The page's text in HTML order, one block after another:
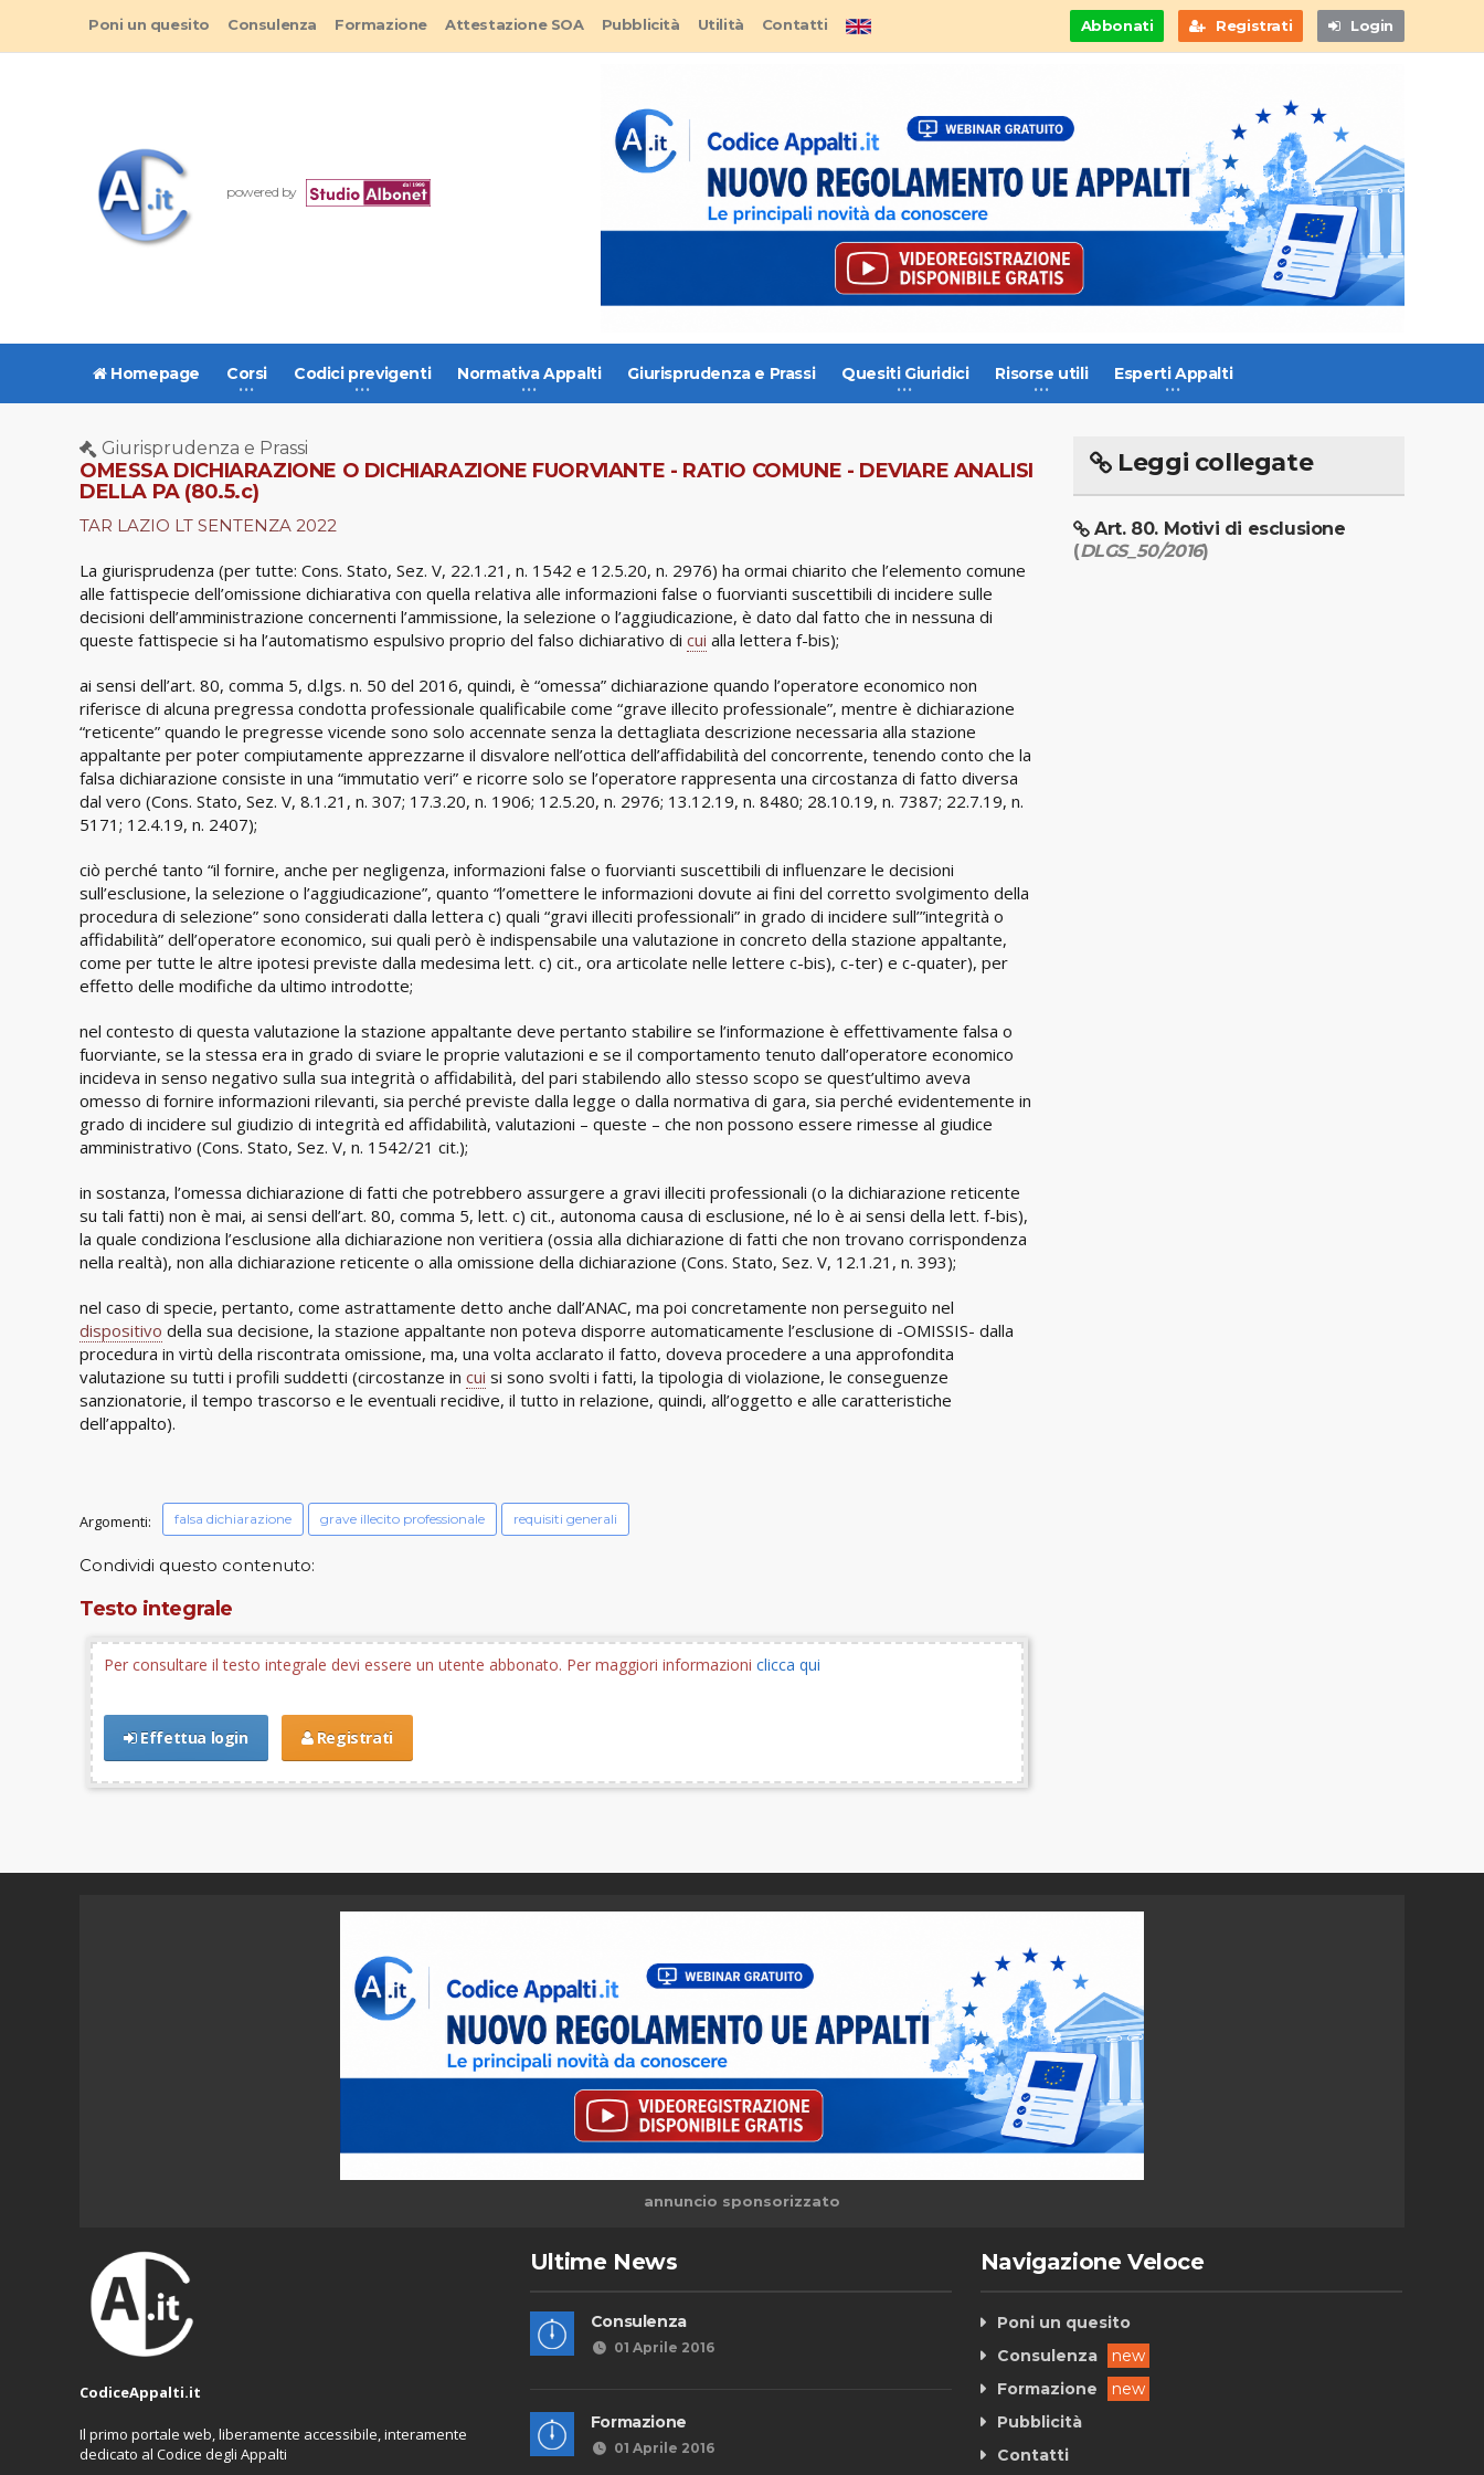
Abbonati Registrati Login
Poni un quesito Consulenza Formazione Attestazione SOA Pubblicità Utilità Contatti
powered by
Homepage Corsi Codici previgenti Normativa Appalti Giurisprudenza e Prassi Quesiti Giuridici Risorse utili Esperti Appalti
Giurisprudenza e Prassi
OMESSA DICHIARAZIONE O DICHIARAZIONE FUORVIANTE - RATIO COMUNE - DEVIARE ANALISI
DELLA PA (80.5.c)
TAR LAZIO LT SENTENZA 2022
La giurisprudenza (per tutte: Cons. Stato, Sez. V, 22.1.21, n. 1542 e 12.5.20, n. 2976) ha ormai chiarito che l’elemento comune
alle fattispecie dell’omissione dichiarativa con quella relativa alle informazioni false o fuorvianti suscettibili di incidere sulle
decisioni dell’amministrazione concernenti l’ammissione, la selezione o l’aggiudicazione, è dato dal fatto che in nessuna di
queste fattispecie si ha l’automatismo espulsivo proprio del falso dichiarativo di cui alla lettera f-bis);
ai sensi dell’art. 80, comma 5, d.lgs. n. 50 del 2016, quindi, è “omessa” dichiarazione quando l’operatore economico non
riferisce di alcuna pregressa condotta professionale qualificabile come “grave illecito professionale”, mentre è dichiarazione
“reticente” quando le pregresse vicende sono solo accennate senza la dettagliata descrizione necessaria alla stazione
appaltante per poter compiutamente apprezzarne il disvalore nell’ottica dell’affidabilità del concorrente, tenendo conto che la
falsa dichiarazione consiste in una “immutatio veri” e ricorre solo se l’operatore rappresenta una circostanza di fatto diversa
dal vero (Cons. Stato, Sez. V, 8.1.21, n. 307; 17.3.20, n. 1906; 12.5.20, n. 2976; 13.12.19, n. 8480; 28.10.19, n. 7387; 22.7.19, n.
5171; 12.4.19, n. 2407);
ciò perché tanto “il fornire, anche per negligenza, informazioni false o fuorvianti suscettibili di influenzare le decisioni
sull’esclusione, la selezione o l’aggiudicazione”, quanto “l’omettere le informazioni dovute ai fini del corretto svolgimento della
procedura di selezione” sono considerati dalla lettera c) quali “gravi illeciti professionali” in grado di incidere sull’”integrità o
affidabilità” dell’operatore economico, sui quali però è indispensabile una valutazione in concreto della stazione appaltante,
come per tutte le altre ipotesi previste dalla medesima lett. c) cit., ora articolate nelle lettere c-bis), c-ter) e c-quater), per
effetto delle modifiche da ultimo introdotte;
nel contesto di questa valutazione la stazione appaltante deve pertanto stabilire se l’informazione è effettivamente falsa o
fuorviante, se la stessa era in grado di sviare le proprie valutazioni e se il comportamento tenuto dall’operatore economico
incideva in senso negativo sulla sua integrità o affidabilità, del pari stabilendo allo stesso scopo se quest’ultimo aveva
omesso di fornire informazioni rilevanti, sia perché previste dalla legge o dalla normativa di gara, sia perché evidentemente in
grado di incidere sul giudizio di integrità ed affidabilità, valutazioni – queste – che non possono essere rimesse al giudice
amministrativo (Cons. Stato, Sez. V, n. 1542/21 cit.);
in sostanza, l’omessa dichiarazione di fatti che potrebbero assurgere a gravi illeciti professionali (o la dichiarazione reticente
su tali fatti) non è mai, ai sensi dell’art. 80, comma 5, lett. c) cit., autonoma causa di esclusione, né lo è ai sensi della lett. f-bis),
la quale condiziona l’esclusione alla dichiarazione non veritiera (ossia alla dichiarazione di fatti che non trovano corrispondenza
nella realtà), non alla dichiarazione reticente o alla omissione della dichiarazione (Cons. Stato, Sez. V, 12.1.21, n. 393);
nel caso di specie, pertanto, come astrattamente detto anche dall’ANAC, ma poi concretamente non perseguito nel
dispositivo della sua decisione, la stazione appaltante non poteva disporre automaticamente l’esclusione di -OMISSIS- dalla
procedura in virtù della riscontrata omissione, ma, una volta acclarato il fatto, doveva procedere a una approfondita
valutazione su tutti i profili suddetti (circostanze in cui si sono svolti i fatti, la tipologia di violazione, le conseguenze
sanzionatorie, il tempo trascorso e le eventuali recidive, il tutto in relazione, quindi, all’oggetto e alle caratteristiche
dell’appalto).
Argomenti: falsa dichiarazione grave illecito professionale requisiti generali
Condividi questo contenuto:
Testo integrale
Per consultare il testo integrale devi essere un utente abbonato. Per maggiori informazioni clicca qui
Effettua login Registrati
Leggi collegate
Art. 80. Motivi di esclusione
(DLGS_50/2016)
annuncio sponsorizzato
CodiceAppalti.it
Il primo portale web, liberamente accessibile, interamente
dedicato al Codice degli Appalti
Ultime News
Consulenza
01 Aprile 2016
Formazione
01 Aprile 2016
Navigazione Veloce
Poni un quesito
Consulenza
new
Formazione
new
Pubblicità
Contatti